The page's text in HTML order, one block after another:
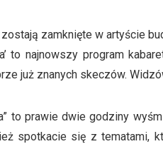
zamknięte w artyście
to najnowszy program
już znanych skeczów.
to prawie dwie godziny
spotkacie się z tematami,